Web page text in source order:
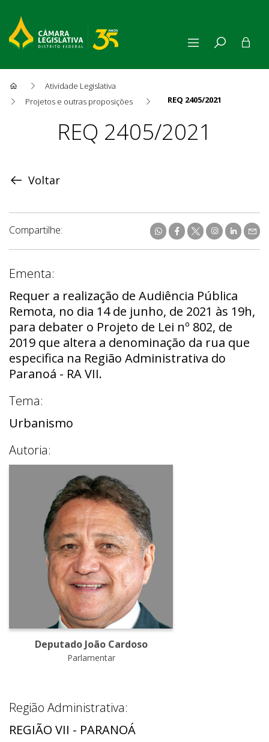
Atividade Legislativa
Projetos e outras proposições
REQ 2405/2021
ProposiçãoREQ 2405/2021
Voltar
Compartilhe:
Ementa:
Requer a realização de Audiência Pública
Remota, no dia 14 de junho, de 2021 às 19h,
para debater o Projeto de Lei nº 802, de
2019 que altera a denominação da rua que
especifica na Região Administrativa do
Paranoá - RA VII.
Tema:
Urbanismo
Autoria:
Deputado João Cardoso
Parlamentar
Região Administrativa:
REGIÃO VII - PARANOÁ